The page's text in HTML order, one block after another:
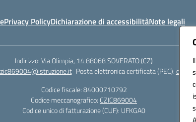
Privacy PolicyDichiarazione di accessibilitàNote legali
Indirizzo:Via Olimpia, 14 88068 SOVERATO (CZ)
Posta elettronica certificata (PEC):
Codice fiscale: 84000710792
Codice meccanografico: CZIC869004
Codice unico di fatturazione (CUF): UFKGA0